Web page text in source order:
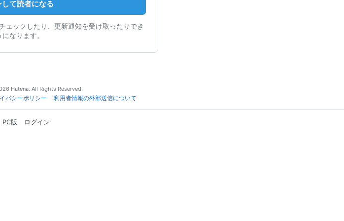
して読者になる
ェックしたり、更新通知を受け取ったりでき
になります。
Hatena. All Rights Reserved.
バシーポリシー 利用者情報の外部送信について
PC版 ログイン